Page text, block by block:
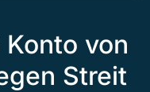
von
Streit